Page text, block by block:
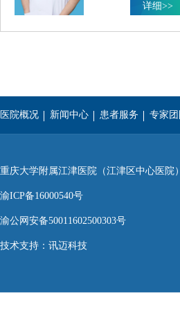
详细>>
医院概况 新闻中心 患者服务 专家团
重庆大学附属江津医院（江津区中心医院
渝ICP备16000540号
渝公网安备50011602500303号
技术支持： 讯迈科技